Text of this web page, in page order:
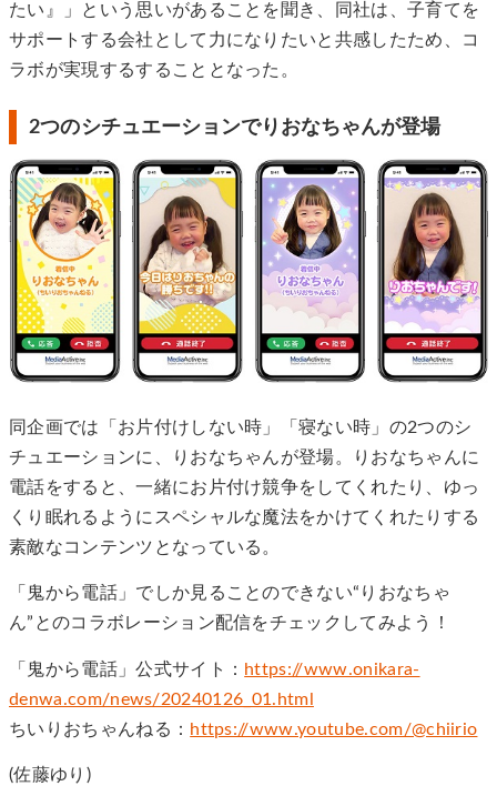
たい』」という思いがあることを聞き、同社は、子育てを
サポートする会社として力になりたいと共感したため、コ
ラボが実現するすることとなった。
2つのシチュエーションでりおなちゃんが登場
同企画では「お片付けしない時」「寝ない時」の2つのシ
チュエーションに、りおなちゃんが登場。りおなちゃんに
電話をすると、一緒にお片付け競争をしてくれたり、ゆっ
くり眠れるようにスペシャルな魔法をかけてくれたりする
素敵なコンテンツとなっている。
「鬼から電話」でしか見ることのできない“りおなちゃ
ん”とのコラボレーション配信をチェックしてみよう！
「鬼から電話」公式サイト： https://www.onikara-
denwa.com/news/20240126_01.html
ちいりおちゃんねる： https://www.youtube.com/@chiirio
(佐藤ゆり)